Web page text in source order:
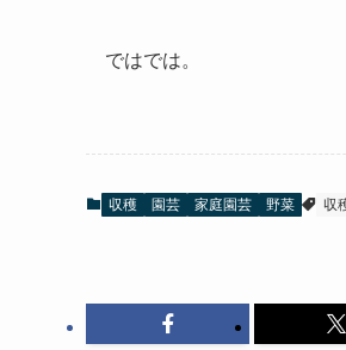
ではでは。
収穫 園芸 家庭園芸 野菜 収